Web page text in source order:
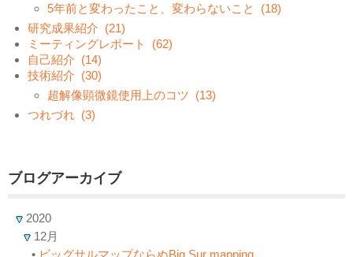
5年前と変わったこと、変わらないこと
(18)
研究成果紹介 (21)
ミーティングレポート
(62)
自己紹介 (14)
技術紹介 (30)
超解像顕微鏡使用上のコツ (13)
つれづれ (3)
ブログアーカイブ
2020
12月
• ビッグサルマップならぬBig Sur mapping